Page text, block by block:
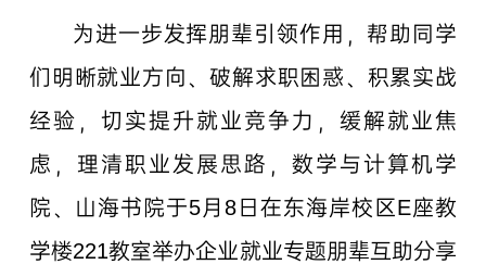
为进一步发挥朋辈引领作用，帮助同学
们明晰就业方向、破解求职困惑、积累实战
经验，切实提升就业竞争力，缓解就业焦
虑，理清职业发展思路，数学与计算机学
院、山海书院于5月8日在东海岸校区E座教
学楼221教室举办企业就业专题朋辈互助分享